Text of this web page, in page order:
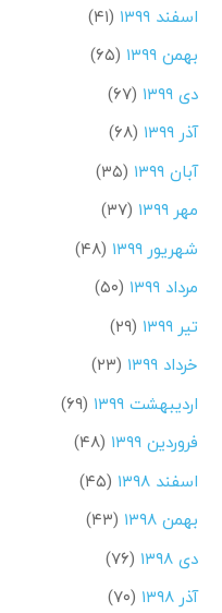
اسفند ۱۳۹۹
(۴۱)
بهمن ۱۳۹۹
(۶۵)
دی ۱۳۹۹
(۶۷)
آذر ۱۳۹۹
(۶۸)
آبان ۱۳۹۹
(۳۵)
مهر ۱۳۹۹
(۳۷)
شهریور ۱۳۹۹
(۴۸)
مرداد ۱۳۹۹
(۵۰)
تیر ۱۳۹۹
(۲۹)
خرداد ۱۳۹۹
(۲۳)
اردیبهشت ۱۳۹۹
(۶۹)
فروردین ۱۳۹۹
(۴۸)
اسفند ۱۳۹۸
(۴۵)
بهمن ۱۳۹۸
(۴۳)
دی ۱۳۹۸
(۷۶)
آذر ۱۳۹۸
(۷۰)